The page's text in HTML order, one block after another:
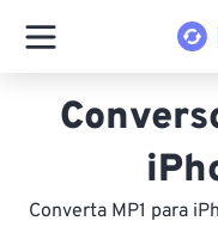
Converta MP1 para